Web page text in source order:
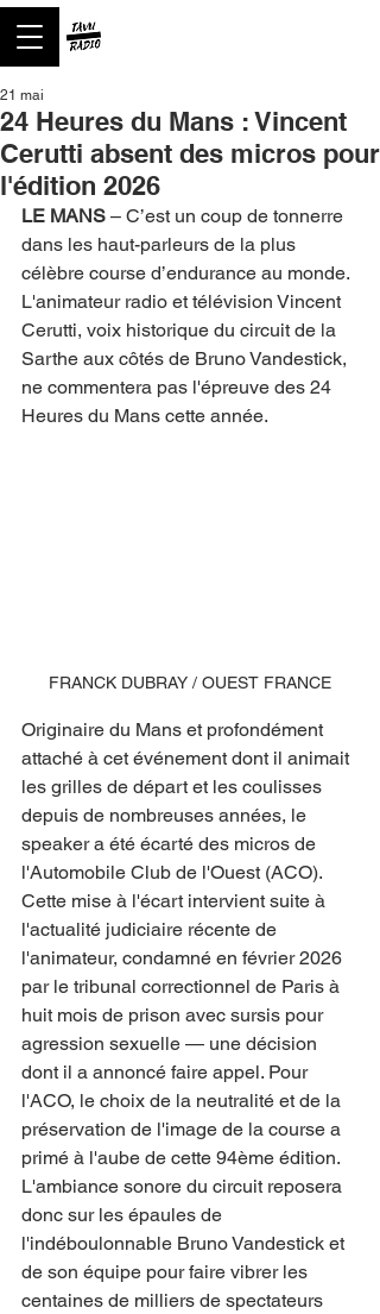
24 Heures du Mans : Vincent
Cerutti absent des micros pour
l'édition 2026
21 mai
LE MANS – C’est un coup de tonnerre
dans les haut-parleurs de la plus
célèbre course d’endurance au monde.
L'animateur radio et télévision Vincent
Cerutti, voix historique du circuit de la
Sarthe aux côtés de Bruno Vandestick,
ne commentera pas l'épreuve des 24
Heures du Mans cette année.
FRANCK DUBRAY / OUEST FRANCE
Originaire du Mans et profondément
attaché à cet événement dont il animait
les grilles de départ et les coulisses
depuis de nombreuses années, le
speaker a été écarté des micros de
l'Automobile Club de l'Ouest (ACO).
Cette mise à l'écart intervient suite à
l'actualité judiciaire récente de
l'animateur, condamné en février 2026
par le tribunal correctionnel de Paris à
huit mois de prison avec sursis pour
agression sexuelle — une décision
dont il a annoncé faire appel. Pour
l'ACO, le choix de la neutralité et de la
préservation de l'image de la course a
primé à l'aube de cette 94ème édition.
L'ambiance sonore du circuit reposera
donc sur les épaules de
l'indéboulonnable Bruno Vandestick et
de son équipe pour faire vibrer les
centaines de milliers de spectateurs